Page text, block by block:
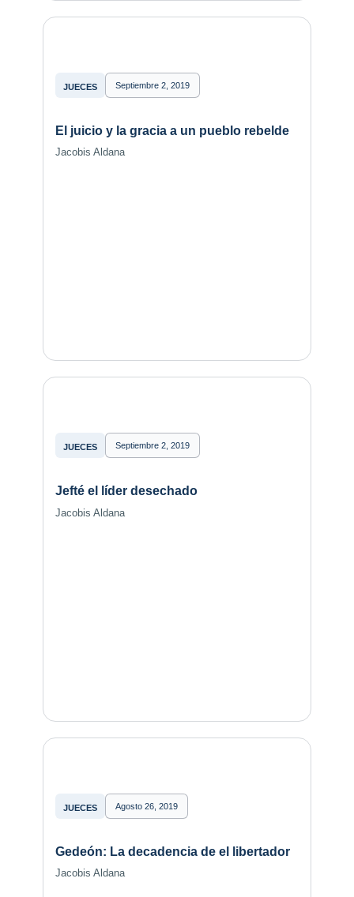
JUECES Septiembre 2, 2019
El juicio y la gracia a un pueblo rebelde
Jacobis Aldana
JUECES Septiembre 2, 2019
Jefté el líder desechado
Jacobis Aldana
JUECES Agosto 26, 2019
Gedeón: La decadencia de el libertador
Jacobis Aldana